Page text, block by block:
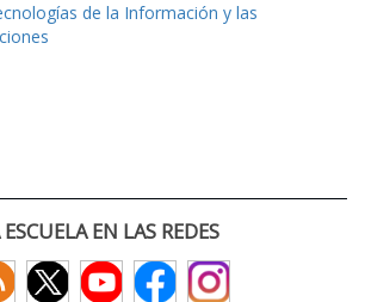
de la Información y las
EN LAS REDES